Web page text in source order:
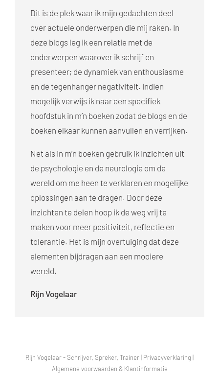
Dit is de plek waar ik mijn gedachten deel
over actuele onderwerpen die mij raken. In
deze blogs leg ik een relatie met de
onderwerpen waarover ik schrijf en
presenteer; de dynamiek van enthousiasme
en de tegenhanger negativiteit. Indien
mogelijk verwijs ik naar een specifiek
hoofdstuk in m’n boeken zodat de blogs en de
boeken elkaar kunnen aanvullen en verrijken.
Net als in m’n boeken gebruik ik inzichten uit
de psychologie en de neurologie om de
wereld om me heen te verklaren en mogelijke
oplossingen aan te dragen. Door deze
inzichten te delen hoop ik de weg vrij te
maken voor meer positiviteit, reflectie en
tolerantie. Het is mijn overtuiging dat deze
elementen bijdragen aan een mooiere
wereld.
Rijn Vogelaar
Rijn Vogelaar - Schrijver, Spreker, Trainer | Privacyverklaring |
Algemene voorwaarden & Klantinformatie